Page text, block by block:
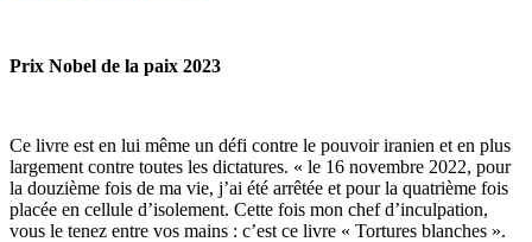
Prix Nobel de la paix 2023
Ce livre est en lui même un défi contre le pouvoir iranien et en plus
largement contre toutes les dictatures. « le 16 novembre 2022, pour
la douzième fois de ma vie, j’ai été arrêtée et pour la quatrième fois
placée en cellule d’isolement. Cette fois mon chef d’inculpation,
vous le tenez entre vos mains : c’est ce livre « Tortures blanches ».